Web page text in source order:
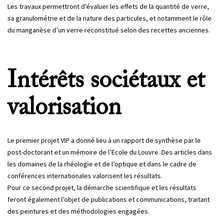
Les travaux permettront d’évaluer les effets de la quantité de verre,
sa granulométrie et de la nature des particules, et notamment le rôle
du manganèse d’un verre reconstitué selon des recettes anciennes.
Intérêts sociétaux et
valorisation
Le premier projet VIP a donné lieu à un rapport de synthèse par le
post-doctorant et un mémoire de l’Ecole du Louvre. Des articles dans
les domaines de la rhéologie et de l’optique et dans le cadre de
conférences internationales valorisent les résultats.
Pour ce second projet, la démarche scientifique et les résultats
feront également l’objet de publications et communications, traitant
des peintures et des méthodologies engagées.